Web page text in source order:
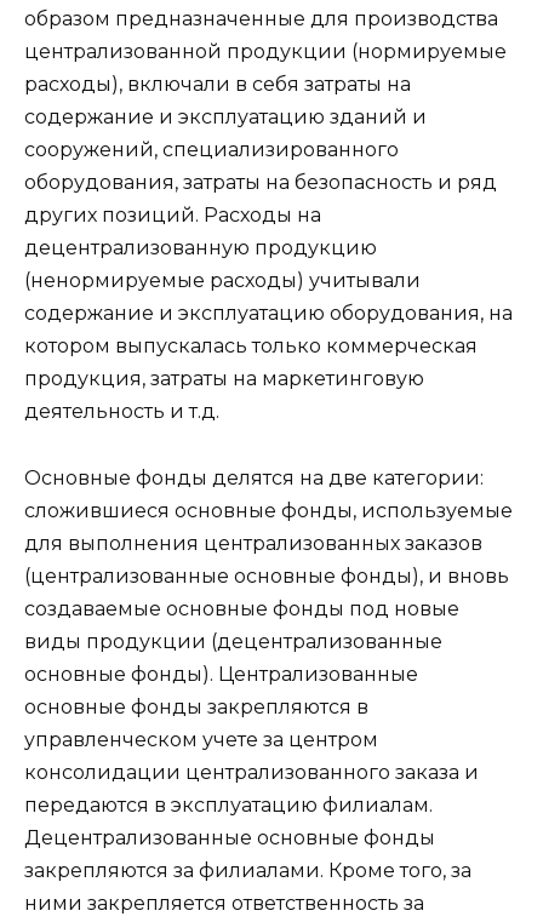
образом предназначенные для производства
централизованной продукции (нормируемые
расходы), включали в себя затраты на
содержание и эксплуатацию зданий и
сооружений, специализированного
оборудования, затраты на безопасность и ряд
других позиций. Расходы на
децентрализованную продукцию
(ненормируемые расходы) учитывали
содержание и эксплуатацию оборудования, на
котором выпускалась только коммерческая
продукция, затраты на маркетинговую
деятельность и т.д.
Основные фонды делятся на две категории:
сложившиеся основные фонды, используемые
для выполнения централизованных заказов
(централизованные основные фонды), и вновь
создаваемые основные фонды под новые
виды продукции (децентрализованные
основные фонды). Централизованные
основные фонды закрепляются в
управленческом учете за центром
консолидации централизованного заказа и
передаются в эксплуатацию филиалам.
Децентрализованные основные фонды
закрепляются за филиалами. Кроме того, за
ними закрепляется ответственность за